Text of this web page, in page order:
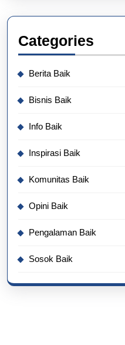
Categories
Berita Baik
Bisnis Baik
Info Baik
Inspirasi Baik
Komunitas Baik
Opini Baik
Pengalaman Baik
Sosok Baik